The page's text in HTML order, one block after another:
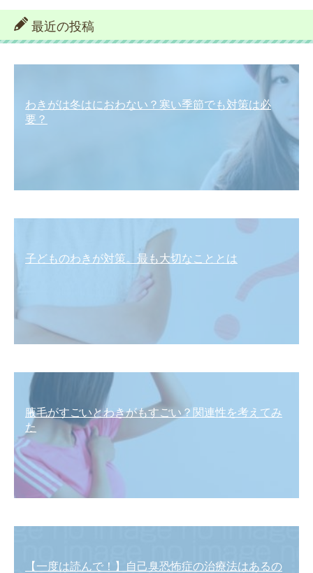
最近の投稿
わきがは冬はにおわない？寒い季節でも対策は必
要？
子どものわきが対策。最も大切なこととは
腋毛がすごいとわきがもすごい？関連性を考えてみ
た
【一度は読んで！】自己臭恐怖症の治療法はあるの